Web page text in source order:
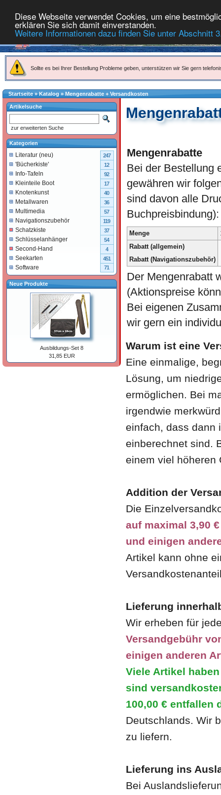
Diese Webseite verwendet Cookies, um eine
erklären Sie sich damit einverstanden.
Weitere Informationen dazu finden Sie unter Abschnitt
Sollte es bei Ihrer Bestellung Probleme geben, unterstützen wir Sie gern
Startseite»Katalog » Mengenrabatte + Versandkosten
Mengenrabatte
Bei der Bestellung
gewähren wir
sind davon alle
Buchpreisbindung):
Menge
Rabatt (allgemein)
Rabatt (Navigationszubehör)
Der Mengenrabatt
(Aktionspreise
Bei eigenen
wir gern ein
Warum ist eine
Eine einmalige,
Lösung, um
ermöglichen. Bei
irgendwie
einfach, dass dann
einberechnet sind.
einem viel höheren
Addition der
Die
auf maximal 3,90
und einigen
Artikel kann ohne
Lieferung
Wir erheben für
Versandgebühr
einigen anderen
Viele Artikel
sind
100,00 € entfallen
Deutschlands. Wir
zu liefern.
Lieferung ins
Bei
Artikelsuche
zur erweiterten Suche
Kategorien
Literatur (neu) 247
'Bücherkiste' 12
Info-Tafeln 92
Kleinteile Boot 17
Knotenkunst 40
Metallwaren 36
Multimedia 57
Navigationszubehör 119
Schatzkiste 37
Schlüsselanhänger 54
Second-Hand 4
Seekarten 451
Software 71
Neue Produkte
Ausbildungs-Set 8
31,85 EUR